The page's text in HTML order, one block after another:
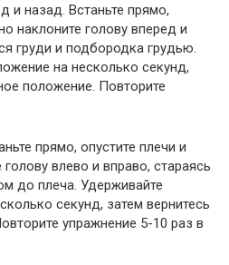
и назад. Встаньте прямо,
наклоните голову вперед и
груди и подбородка грудью.
на несколько секунд,
положение. Повторите
прямо, опустите плечи и
влево и вправо, стараясь
до плеча. Удерживайте
секунд, затем вернитесь
упражнение 5-10 раз в